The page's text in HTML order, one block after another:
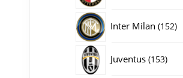
Inter Milan 152152
Juventus 153153